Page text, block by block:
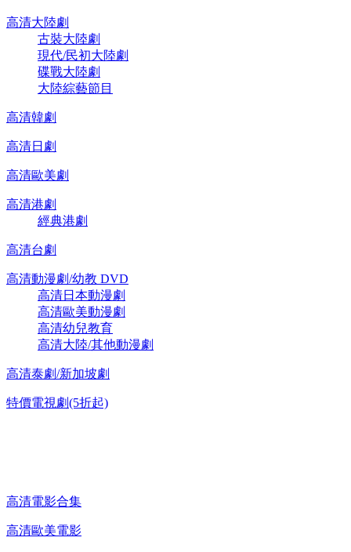
高清大陸劇
古裝大陸劇
現代/民初大陸劇
碟戰大陸劇
大陸綜藝節目
高清韓劇
高清日劇
高清歐美劇
高清港劇
經典港劇
高清台劇
高清動漫劇/幼教 DVD
高清日本動漫劇
高清歐美動漫劇
高清幼兒教育
高清大陸/其他動漫劇
高清泰劇/新加坡劇
特價電視劇(5折起)
高清電影合集
高清歐美電影